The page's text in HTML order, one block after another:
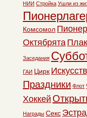
НИИ Стройка Ушли из
Комсомол
Октябрята
Заседания
ГАИ Цирк
Праздники Флот
Хоккей
Награды Секс